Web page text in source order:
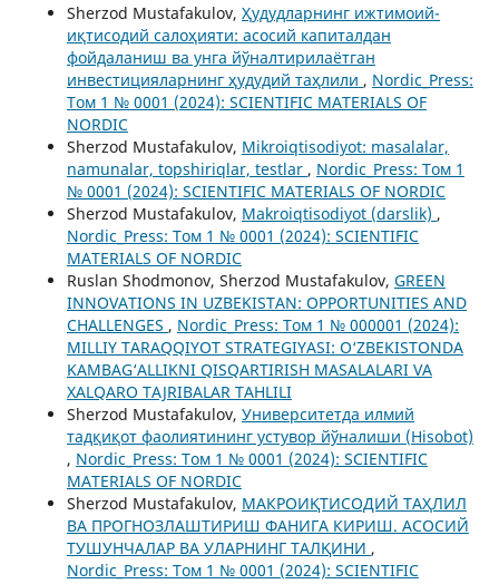
Sherzod Mustafakulov, Ҳудудларнинг ижтимоий-
иқтисодий салоҳияти: асосий капиталдан
фойдаланиш ва унга йўналтирилаётган
инвестицияларнинг ҳудудий таҳлили , Nordic_Press:
Том 1 № 0001 (2024): SCIENTIFIC MATERIALS OF
NORDIC
Sherzod Mustafakulov, Mikroiqtisodiyot: masalalar,
namunalar, topshiriqlar, testlar , Nordic_Press: Том 1
№ 0001 (2024): SCIENTIFIC MATERIALS OF NORDIC
Sherzod Mustafakulov, Makroiqtisodiyot (darslik) ,
Nordic_Press: Том 1 № 0001 (2024): SCIENTIFIC
MATERIALS OF NORDIC
Ruslan Shodmonov, Sherzod Mustafakulov, GREEN
INNOVATIONS IN UZBEKISTAN: OPPORTUNITIES AND
CHALLENGES , Nordic_Press: Том 1 № 000001 (2024):
MILLIY TARAQQIYOT STRATEGIYASI: O‘ZBEKISTONDA
KAMBAG‘ALLIKNI QISQARTIRISH MASALALARI VA
XALQARO TAJRIBALAR TAHLILI
Sherzod Mustafakulov, Университетда илмий
тадқиқот фаолиятининг устувор йўналиши (Hisobot)
, Nordic_Press: Том 1 № 0001 (2024): SCIENTIFIC
MATERIALS OF NORDIC
Sherzod Mustafakulov, МАКРОИҚТИСОДИЙ ТАҲЛИЛ
ВА ПРОГНОЗЛАШТИРИШ ФАНИГА КИРИШ. АСОСИЙ
ТУШУНЧАЛАР ВА УЛАРНИНГ ТАЛҚИНИ ,
Nordic_Press: Том 1 № 0001 (2024): SCIENTIFIC